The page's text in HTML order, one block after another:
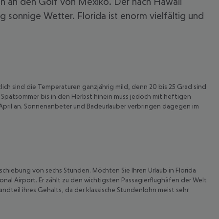
sonnige Wetter. Florida ist enorm vielfältig und
sind die Temperaturen ganzjährig mild, denn 20 bis 25 Grad sind
bis in den Herbst hinein muss jedoch mit heftigen
an. Sonnenanbeter und Badeurlauber verbringen dagegen im
von sechs Stunden. Möchten Sie Ihren Urlaub in Florida
Airport. Er zählt zu den wichtigsten Passagierflughäfen der Welt
ihres Gehalts, da der klassische Stundenlohn meist sehr